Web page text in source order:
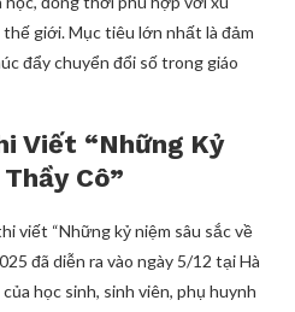
giới. Mục tiêu lớn nhất là đảm
đẩy chuyển đổi số trong giáo
Viết “Những Kỷ
Cô”
viết “Những kỷ niệm sâu sắc về
đã diễn ra vào ngày 5/12 tại Hà
học sinh, sinh viên, phụ huynh